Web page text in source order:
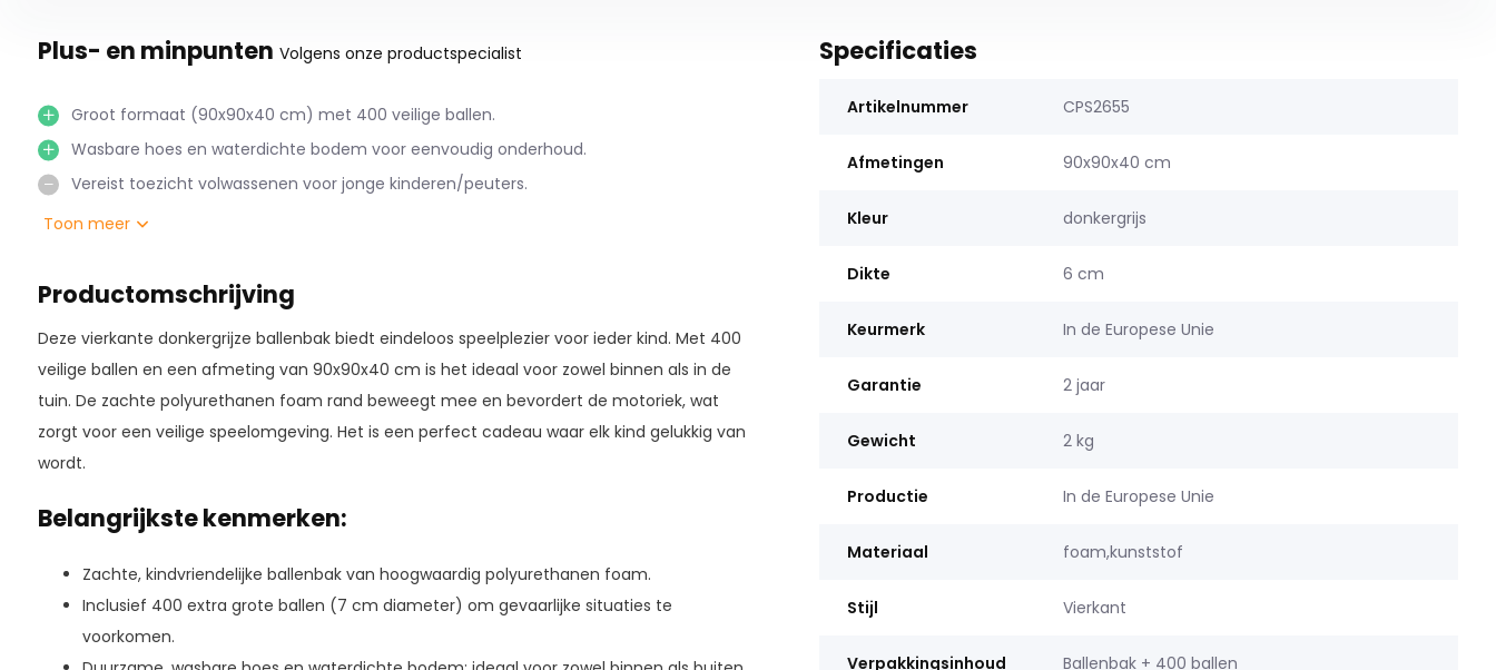
Plus- en minpunten Volgens onze productspecialist
Groot formaat (90x90x40 cm) met 400 veilige ballen.
Wasbare hoes en waterdichte bodem voor eenvoudig onderhoud.
Vereist toezicht volwassenen voor jonge kinderen/peuters.
Toon meer
Productomschrijving
Deze vierkante donkergrijze ballenbak biedt eindeloos speelplezier voor ieder kind. Met 400
veilige ballen en een afmeting van 90x90x40 cm is het ideaal voor zowel binnen als in de
tuin. De zachte polyurethanen foam rand beweegt mee en bevordert de motoriek, wat
zorgt voor een veilige speelomgeving. Het is een perfect cadeau waar elk kind gelukkig van
wordt.
Belangrijkste kenmerken:
Zachte, kindvriendelijke ballenbak van hoogwaardig polyurethanen foam.
Inclusief 400 extra grote ballen (7 cm diameter) om gevaarlijke situaties te
voorkomen.
Specificaties
Artikelnummer CPS2655
Afmetingen 90x90x40 cm
Kleur donkergrijs
Dikte 6 cm
Keurmerk In de Europese Unie
Garantie 2 jaar
Gewicht 2 kg
Productie In de Europese Unie
Materiaal foam,kunststof
Stijl Vierkant
Verpakkingsinhoud Ballenbak + 400 ballen